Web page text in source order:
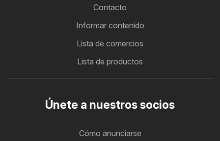
Contacto
Informar contenido
Lista de comercios
Lista de productos
Únete a nuestros socios
Cómo anunciarse